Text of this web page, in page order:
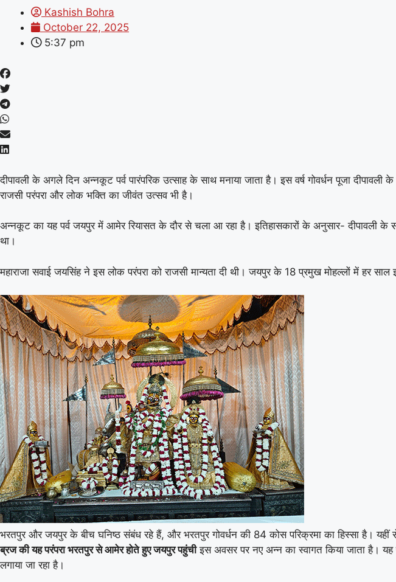
Kashish Bohra
October 22, 2025
5:37 pm
दीपावली के अगले दिन अन्नकूट पर्व पारंपरिक उत्साह के साथ मनाया जाता है। इस वर्ष गोवर्धन पूजा
राजसी परंपरा और लोक भक्ति का जीवंत उत्सव भी है।
अन्नकूट का यह पर्व जयपुर में आमेर रियासत के दौर से चला आ रहा है। इतिहासकारों के अनुसार- दीपावली
था।
महाराजा सवाई जयसिंह ने इस लोक परंपरा को राजसी मान्यता दी थी। जयपुर के 18 प्रमुख मोहल्लों में हर साल
भरतपुर और जयपुर के बीच घनिष्ठ संबंध रहे हैं, और भरतपुर गोवर्धन की 84 कोस परिक्रमा का हिस्सा है।
ब्रज की यह परंपरा भरतपुर से आमेर होते हुए जयपुर पहुंचीइस अवसर पर नए अन्न का स्वागत किया जाता है।
लगाया जा रहा है।